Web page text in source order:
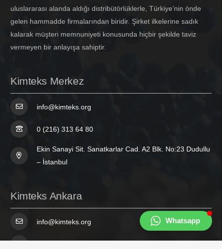
uluslararası alanda aldığı distribütörlüklerle, Türkiye’nin önde
gelen hammadde firmalarından biridir. Şirket ilkelerine sadık
kalarak müşteri memnuniyeti konusunda hiçbir şekilde taviz
vermeyen bir anlayışa sahiptir.
Kimteks Merkez
info@kimteks.org
0 (216) 313 64 80
Ekin Sanayi Sit. Sanatkarlar Cad. A2 Blk. No:23 Dudullu
– İstanbul
Kimteks Ankara
info@kimteks.org Whatsapp